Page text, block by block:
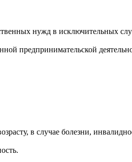
нужд в исключительных
предпринимательской
в случае болезни,